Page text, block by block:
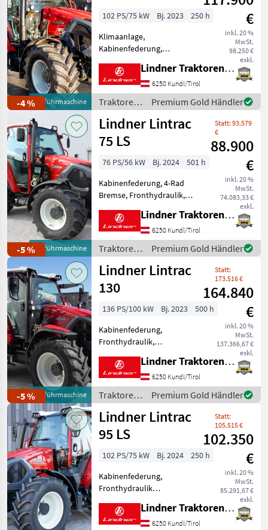
-4 %Vorführmaschine
€
inkl. 20 %
MwSt.
98.250 €
exkl.
102 PS/75 kW Bj. 2023
250 h
Klimaanlage,
Kabinenfederung,
Frontzapfwelle,
Frontladerkonsole
LISTENPREIS: € 154.148, -
inkl. 20% MwSt. TOP-
AUSSTATTUNG: 2 Leitungen
nach vorne, 6 Kipp
Lindner Traktorenwerk GesmbH
6250 Kundl/Tirol
Traktoren
/ Lindner
Premium Gold Händler
-5 %Vorführmaschine
Lindner Lintrac
75 LS
Statt: 93.579
€
88.900
€
inkl. 20 %
MwSt.
74.083,33 €
exkl.
76 PS/56 kW Bj. 2024
501 h
Kabinenfederung, 4-Rad
Bremse, Fronthydraulik,
Frontladerkonsole
LISTENPREIS: € 110.259, -
inkl. 20% MwSt. TOP-
AUSSTATTUNG: 6
Kipperleitungen + 1
Rücklau
Lindner Traktorenwerk GesmbH
6250 Kundl/Tirol
Traktoren
/ Lindner
Premium Gold Händler
-5 %Vorführmaschine
Lindner Lintrac
130
Statt:
173.516 €
164.840
€
inkl. 20 %
MwSt.
137.366,67 €
exkl.
136 PS/100 kW Bj. 2023
500 h
Kabinenfederung,
Fronthydraulik,
Frontladerkonsole
LISTENPREIS: € 211.047, -
inkl. 20% MwSt. TOP-
AUSSTATTUNG: 4 Leitungen
nach vorne auf
Anfahrschutz,
Lindner Traktorenwerk GesmbH
6250 Kundl/Tirol
Traktoren
/ Lindner
Premium Gold Händler
Lindner Lintrac
95 LS
Statt:
105.515 €
102.350
€
inkl. 20 %
MwSt.
85.291,67 €
exkl.
102 PS/75 kW Bj. 2024
250 h
Kabinenfederung,
Fronthydraulik
inkl. 20% MwSt. TOP-
AUSSTATTUNG: 4
Lindner Traktorenwerk GesmbH
6250 Kundl/Tirol